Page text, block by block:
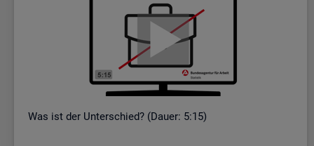
Was ist der Un­ter­schied? (Dauer: 5:15)